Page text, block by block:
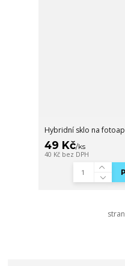
Hybridní sklo na
49 Kč/ks
40 Kč bez DPH